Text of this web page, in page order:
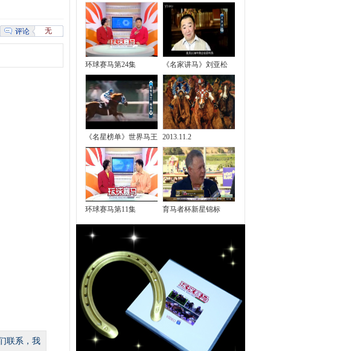
环球赛马第24集 《名家讲马》刘亚松
《名星榜单》世界马王 2013.11.2
环球赛马第11集 育马者杯新星锦标
评论 无
联系，我